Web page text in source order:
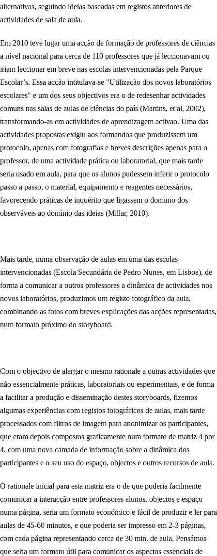
alternativas, seguindo ideias baseadas em registos anteriores de
actividades de sala de aula.
Em 2010 teve lugar uma acção de formação de professores de ciências
a nível nacional para cerca de 110 professores que já leccionavam ou
iriam leccionar em breve nas escolas intervencionadas pela Parque
Escolar’s. Essa acção intitulava-se "Utilização dos novos laboratórios
escolares" e um dos seus objectivos era o de redesenhar actividades
comuns nas salas de aulas de ciências do país (Martins, et al, 2002),
transformando-as em actividades de aprendizagem activao. Uma das
actividades propostas exigiu aos formandos que produzissem um
protocolo, apenas com fotografias e breves descrições apenas para o
professor, de uma actividade prática ou laboratorial, que mais tarde
seria usado em aula, para que os alunos pudessem inferir o protocolo
passo a passo, o material, equipamento e reagentes necessários,
favorecendo práticas de inquérito que ligassem o domínio dos
observáveis ao domínio das ideias (Millar, 2010).
Mais tarde, numa observação de aulas em uma das escolas
intervencionadas (Escola Secundária de Pedro Nunes, em Lisboa), de
forma a comunicar a outros professores a dinâmica de actividades nos
novos laboratórios, produzimos um registo fotográfico da aula,
combinando as fotos com breves explicações das acções representadas,
num formato próximo do storyboard.
Com o objectivo de alargar o mesmo rationale a outras actividades que
não essencialmente práticas, laboratoriais ou esperimentais, e de forma
a facilitar a produção e disseminação destes storyboards, fizemos
algumas experiências com registos fotográficos de aulas, mais tarde
processados com filtros de imagem para anonimizar os participantes,
que eram depois compostos graficamente num formato de matriz 4 por
4, com uma nova camada de informação sobre a dinâmica dos
participantes e o seu uso do espaço, objectos e outros recursos de aula.
O rationale inicial para esta matriz era o de que poderia facilmente
comunicar a interacção entre professores alunos, objectos e espaço
numa página, seria um formato económico e fácil de produzir e ler para
aulas de 45-60 minutos, e que poderia ser impresso em 2-3 páginas,
com cada página representando cerca de 30 min. de aula. Pensámos
que seria um formato útil para comunicar os aspectos essenciais de